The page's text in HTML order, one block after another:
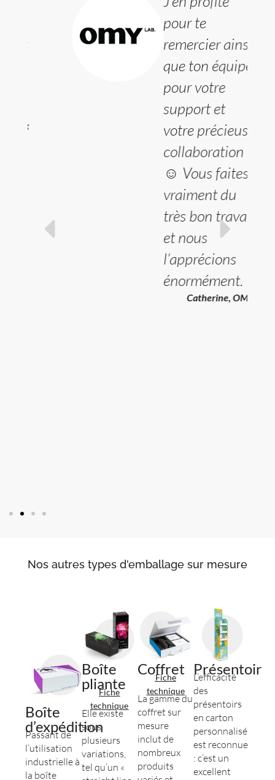
pour te
remercier ainsi
que ton équipe
pour votre
support et
votre précieuse
collaboration
☺️ Vous faites
vraiment du
très bon travail
et nous
l’apprécions
énormément.
Catherine, OMY
Nos autres types d'emballage sur mesure
Boîte
d’expédition
Passant de
l’utilisation
industrielle à
la boîte
Boîte
pliante
Fiche
technique
Elle existe
sous
plusieurs
variations,
tel qu’un «
Coffret
Fiche
technique
La gamme du
coffret sur
mesure
inclut de
nombreux
produits
Présentoir
L’efficacité
des
présentoirs
en carton
personnalisé
est reconnue
: c’est un
excellent